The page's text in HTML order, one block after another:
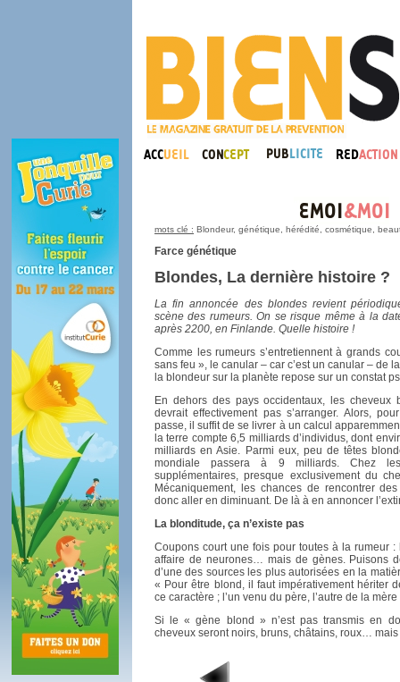
mots clé : Blondeur, génétique, hérédité, cosmétique,
Farce génétique
Blondes, La dernière histoire ?
La fin annoncée des blondes revient
scène des rumeurs. On se risque même à la
après 2200, en Finlande. Quelle histoire !
Comme les rumeurs s’entretiennent à grands
sans feu », le canular – car c’est un canular – de
la blondeur sur la planète repose sur un constat
En dehors des pays occidentaux, les
devrait effectivement pas s’arranger. Alors,
passe, il suffit de se livrer à un calcul
la terre compte 6,5 milliards d’individus, dont
milliards en Asie. Parmi eux, peu de têtes
mondiale passera à 9 milliards. Chez
supplémentaires, presque exclusivement du
Mécaniquement, les chances de rencontrer
donc aller en diminuant. De là à en annoncer
La blonditude, ça n’existe pas
Coupons court une fois pour toutes à la rumeur :
affaire de neurones… mais de gènes. Puisons
d’une des sources les plus autorisées en la
« Pour être blond, il faut impérativement hériter
ce caractère ; l’un venu du père, l’autre de la mère
Si le « gène blond » n’est pas transmis en
cheveux seront noirs, bruns, châtains, roux…